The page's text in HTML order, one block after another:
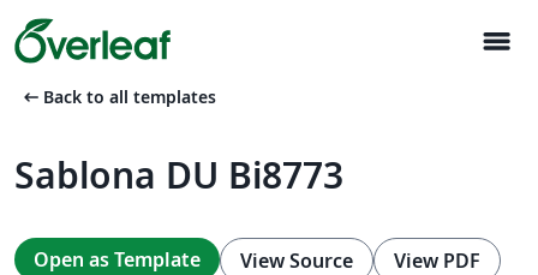
menu
arrow_left_alt Back to all templates
Sablona DU Bi8773
Open as Template View Source View PDF